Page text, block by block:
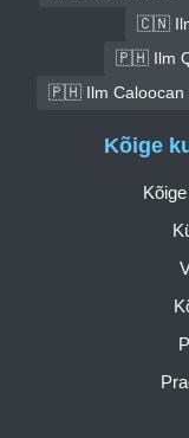
🇨🇳
🇵🇭 Ilm
🇵🇭 Ilm Caloocan
Kõige